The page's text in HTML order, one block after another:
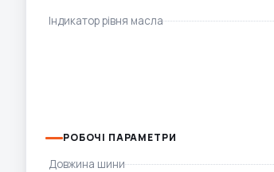
Індикатор рівня масла
РОБОЧІ ПАРАМЕТРИ
Довжина шини